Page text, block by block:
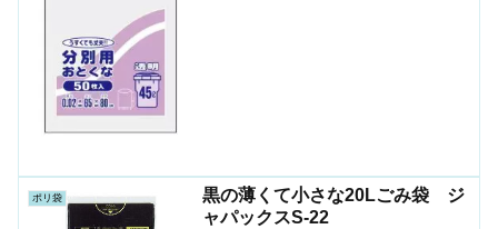
ポリ袋
黒の薄くて小さな20Lごみ袋 ジ
ャパックスS-22